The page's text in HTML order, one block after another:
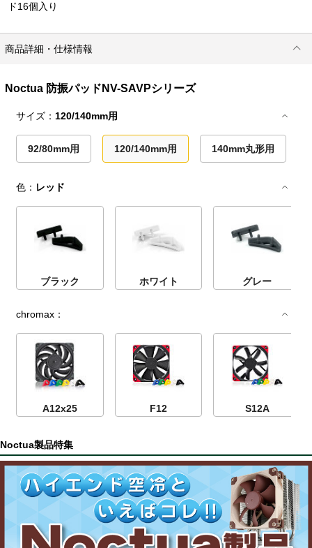
ド16個入り
商品詳細・仕様情報
Noctua 防振パッドNV-SAVPシリーズ
サイズ： 120/140mm用
92/80mm用 120/140mm用 140mm丸形用
色： レッド
ブラック ホワイト グレー
chromax：
A12x25 F12 S12A
Noctua製品特集